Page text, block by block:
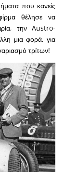
που κανείς
θέλησε να
την Austro-
μια φορά, για
τρίτων!